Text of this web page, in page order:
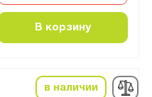
В корзину
в наличии